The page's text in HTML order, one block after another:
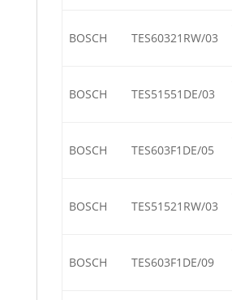
BOSCH TES60321RW/03
BOSCH TES51551DE/03
BOSCH TES603F1DE/05
BOSCH TES51521RW/03
BOSCH TES603F1DE/09